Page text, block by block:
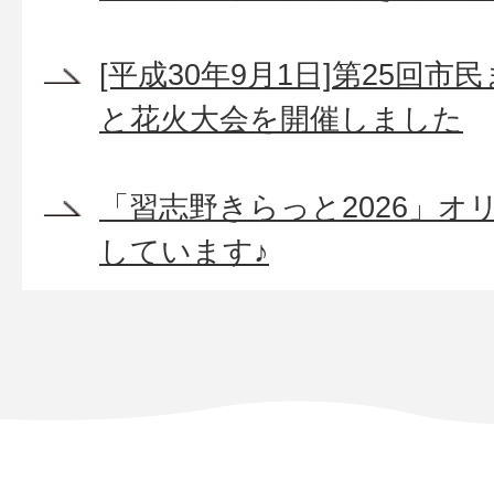
[平成30年9月1日]第25回市
と花火大会を開催しました
「習志野きらっと2026」オ
しています♪